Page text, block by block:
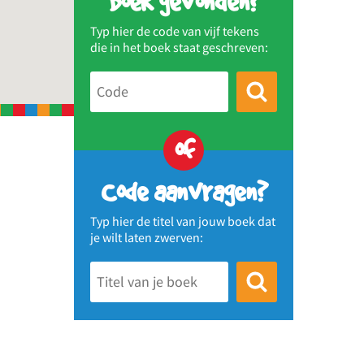
Typ hier de code van vijf tekens
die in het boek staat geschreven:
of
Code aanvragen?
Typ hier de titel van jouw boek dat
je wilt laten zwerven: